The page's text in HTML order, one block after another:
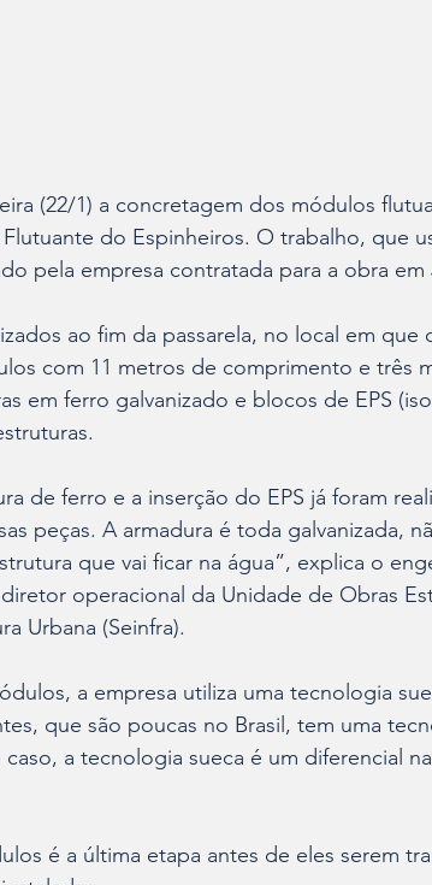
(22/1) a concretagem dos módulos
do Espinheiros. O trabalho, que
pela empresa contratada para a obra em
ao fim da passarela, no local em que
com 11 metros de comprimento e três
em ferro galvanizado e blocos de EPS
de ferro e a inserção do EPS já foram
peças. A armadura é toda galvanizada,
que vai ficar na água”, explica o
operacional da Unidade de Obras
Urbana (Seinfra).
a empresa utiliza uma tecnologia
que são poucas no Brasil, tem uma
a tecnologia sueca é um diferencial
é a última etapa antes de eles serem